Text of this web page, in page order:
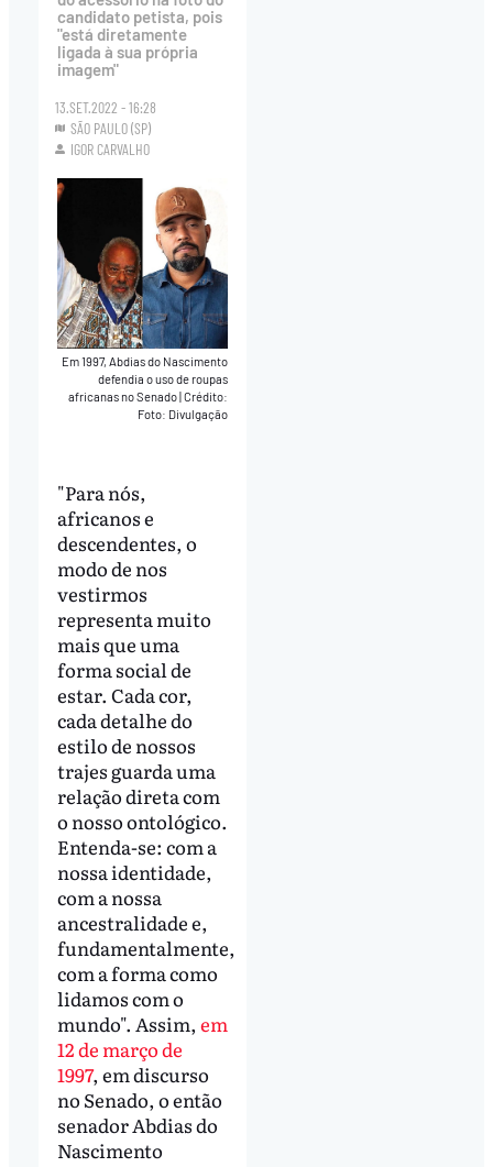
candidato petista, pois
"está diretamente
ligada à sua própria
imagem"
13.SET.2022 - 16:28
SÃO PAULO (SP)
IGOR CARVALHO
Em 1997, Abdias do Nascimento
defendia o uso de roupas
africanas no Senado Crédito:
Foto: Divulgação
"Para nós,
africanos e
descendentes, o
modo de nos
vestirmos
representa muito
mais que uma
forma social de
estar. Cada cor,
cada detalhe do
estilo de nossos
trajes guarda uma
relação direta com
o nosso ontológico.
Entenda-se: com a
nossa identidade,
com a nossa
ancestralidade e,
fundamentalmente,
com a forma como
lidamos com o
mundo". Assim, em
12 de março de
1997, em discurso
no Senado, o então
senador Abdias do
Nascimento